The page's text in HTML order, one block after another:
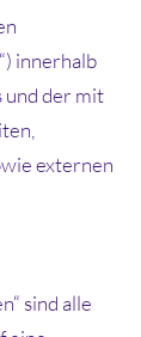
innerhalb
und der mit
externen
sind alle